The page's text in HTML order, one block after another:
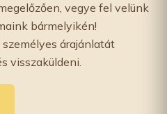
vegye fel velünk
bármelyikén!
árajánlatát
visszaküldeni.